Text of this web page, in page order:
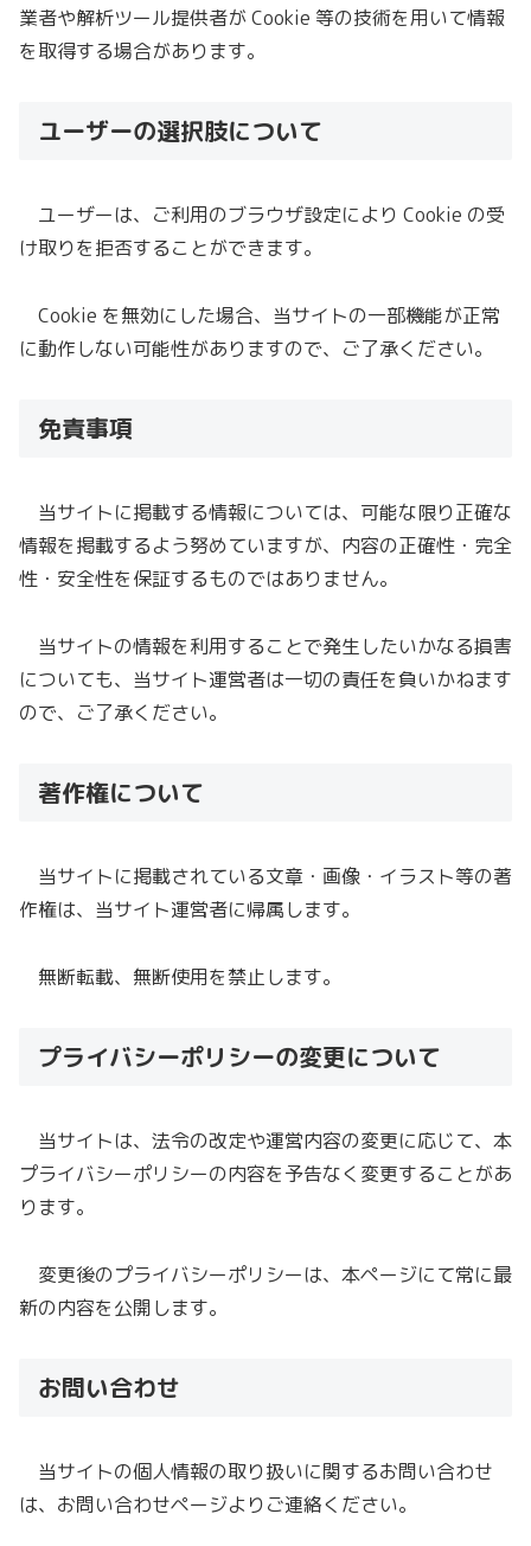
業者や解析ツール提供者が Cookie 等の技術を用いて情報
を取得する場合があります。
ユーザーの選択肢について
ユーザーは、ご利用のブラウザ設定により Cookie の受
け取りを拒否することができます。
Cookie を無効にした場合、当サイトの一部機能が正常
に動作しない可能性がありますので、ご了承ください。
免責事項
当サイトに掲載する情報については、可能な限り正確な
情報を掲載するよう努めていますが、内容の正確性・完全
性・安全性を保証するものではありません。
当サイトの情報を利用することで発生したいかなる損害
についても、当サイト運営者は一切の責任を負いかねます
ので、ご了承ください。
著作権について
当サイトに掲載されている文章・画像・イラスト等の著
作権は、当サイト運営者に帰属します。
無断転載、無断使用を禁止します。
プライバシーポリシーの変更について
当サイトは、法令の改定や運営内容の変更に応じて、本
プライバシーポリシーの内容を予告なく変更することがあ
ります。
変更後のプライバシーポリシーは、本ページにて常に最
新の内容を公開します。
お問い合わせ
当サイトの個人情報の取り扱いに関するお問い合わせ
は、お問い合わせページよりご連絡ください。